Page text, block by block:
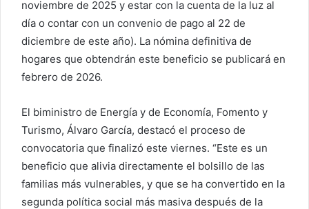
noviembre de 2025 y estar con la cuenta de la luz al
día o contar con un convenio de pago al 22 de
diciembre de este año). La nómina definitiva de
hogares que obtendrán este beneficio se publicará en
febrero de 2026.
El biministro de Energía y de Economía, Fomento y
Turismo, Álvaro García, destacó el proceso de
convocatoria que finalizó este viernes. “Este es un
beneficio que alivia directamente el bolsillo de las
familias más vulnerables, y que se ha convertido en la
segunda política social más masiva después de la